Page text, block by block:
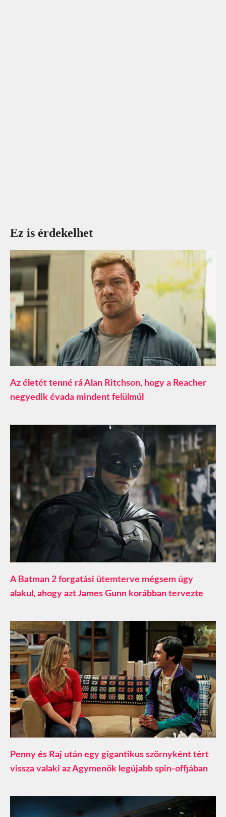
Ez is érdekelhet
Az életét tenné rá Alan Ritchson, hogy a Reacher
negyedik évada mindent felülmúl
A Batman 2 forgatási ütemterve mégsem úgy
alakul, ahogy azt James Gunn korábban tervezte
Penny és Raj után egy gigantikus szörnyként tért
vissza valaki az Agymenők legújabb spin-offjában